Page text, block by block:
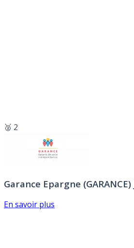
🥈 2
Garance Epargne (GARANCE)
En savoir plus